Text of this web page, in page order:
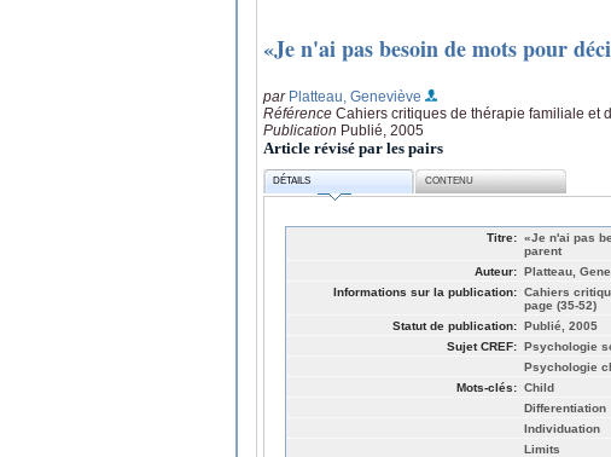
«Je n'ai pas besoin de mots pour
par Platteau, Geneviève
Référence Cahiers critiques de thérapie familiale et
Publication Publié, 2005
Article révisé par les pairs
DÉTAILS CONTENU
Titre: «Je n'ai pas
parent
Auteur: Platteau,
Informations sur la publication: Cahiers
page (35-52)
Statut de publication: Publié, 2005
Sujet CREF: Psychologie
Psychologie
Mots-clés: Child
Differentiation
Individuation
Limits